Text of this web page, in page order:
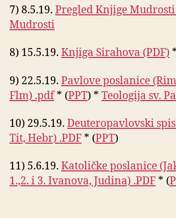
7) 8.5.19. Pregled Knjige Mudrosti
Mudrosti
8) 15.5.19. Knjiga Sirahova (PDF)
9) 22.5.19. Pavlove poslanice
Flm) .pdf* (PPT) * Teologija sv.
10) 29.5.19. Deuteropavlovski
Tit, Hebr) .PDF * (PPT)
11) 5.6.19. Katoličke poslanice
1.,2. i 3. Ivanova, Judina) .PDF * (